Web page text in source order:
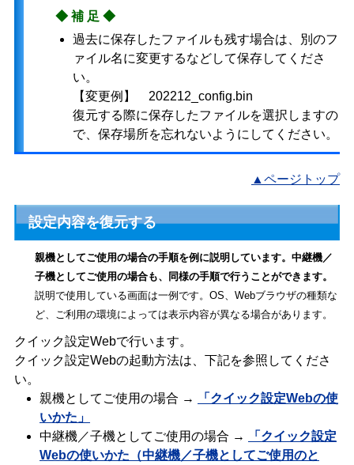
◆補足◆
過去に保存したファイルも残す場合は、別のフ
ァイル名に変更するなどして保存してくださ
い。
【変更例】 202212_config.bin
復元する際に保存したファイルを選択しますの
で、保存場所を忘れないようにしてください。
▲ページトップ
設定内容を復元する
親機としてご使用の場合の手順を例に説明しています。中継機／
子機としてご使用の場合も、同様の手順で行うことができます。
説明で使用している画面は一例です。OS、Webブラウザの種類な
ど、ご利用の環境によっては表示内容が異なる場合があります。
クイック設定Webで行います。
クイック設定Webの起動方法は、下記を参照してくださ
い。
親機としてご使用の場合 →
「クイック設定Webの使
いかた」
中継機／子機としてご使用の場合 →
「クイック設定
Webの使いかた（中継機／子機としてご使用のと